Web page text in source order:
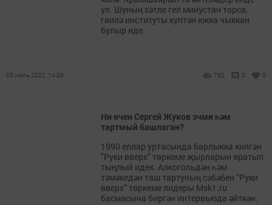
ул. Шуның хәтле гел минустан торса,
гаилә институты күптән юкка чыккан
булыр иде.
05 июль 2022, 14:28 762 0 0
Ни өчен Сергей Жуков эчми һәм
тартмый башлаган?
1990 еллар уртасында барлыкка килгән
"Руки вверх" төркеме җырларын яратып
тыңлый идек. Алкогольдән һәм
тәмәкедән таш тартуның сәбәбен “Руки
вверх” төркеме лидеры Msk1.ru
басмасына биргән интервьюда әйткән.